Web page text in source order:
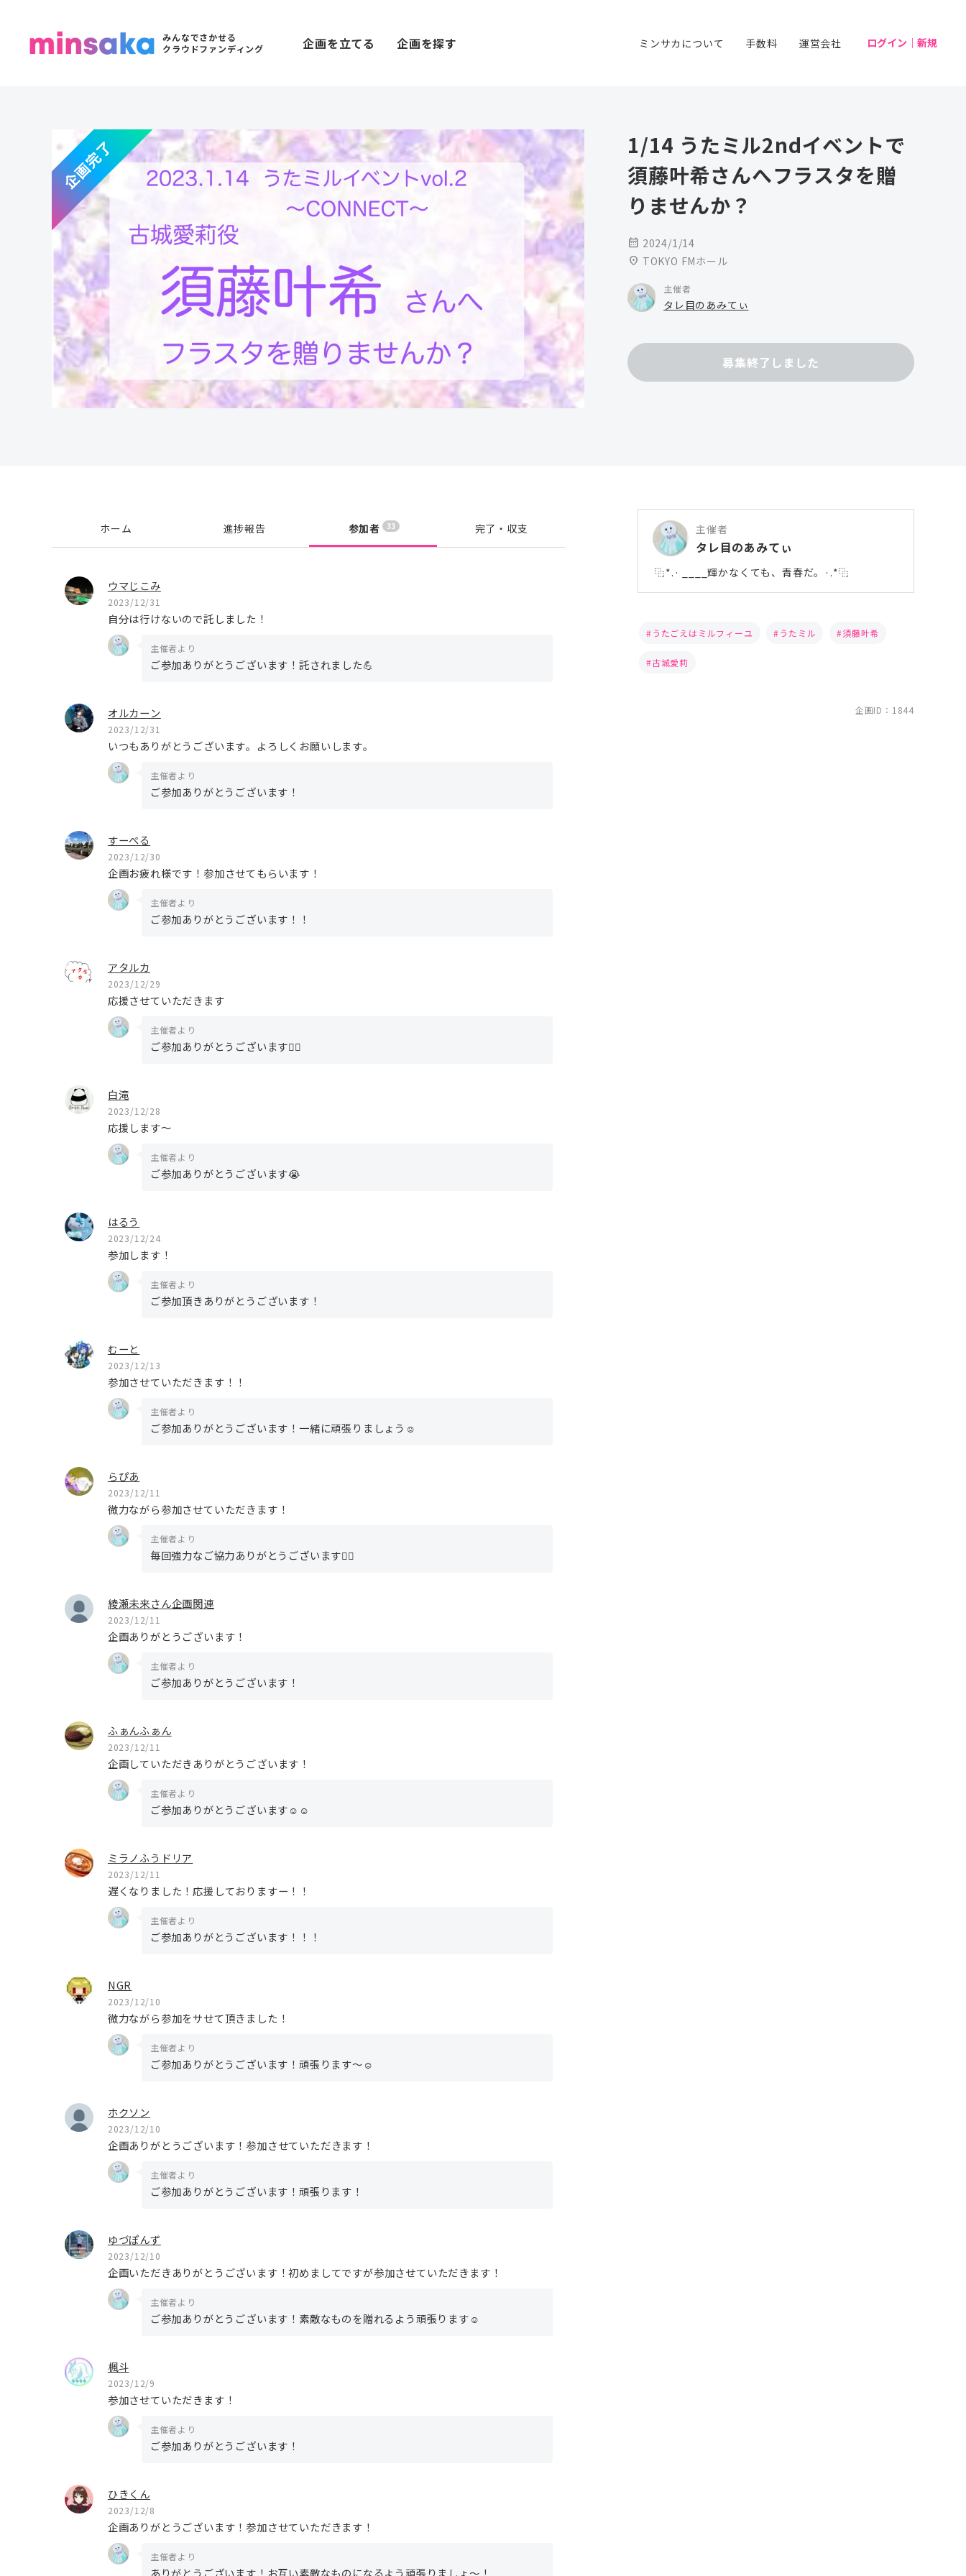
みんなでさかせる
クラウドファンディング
企画を立てる 企画を探す ミンサカについて 手数料 運営会社 ログイン｜新規
企画完了
1/14 うたミル2ndイベントで
須藤叶希さんへフラスタを贈
りませんか？
calendar_month 2024/1/14
location_on TOKYO FMホール
主催者
タレ目のあみてぃ
募集終了しました
ホーム 進捗報告 参加者 33 完了・収支
ウマじこみ
2023/12/31
自分は行けないので託しました！
主催者より
ご参加ありがとうございます！託されました💪
オルカーン
2023/12/31
いつもありがとうございます。よろしくお願いします。
主催者より
ご参加ありがとうございます！
すーぺる
2023/12/30
企画お疲れ様です！参加させてもらいます！
主催者より
ご参加ありがとうございます！！
アタルカ
2023/12/29
応援させていただきます
主催者より
ご参加ありがとうございます🙇‍♀️
白滝
2023/12/28
応援します〜
主催者より
ご参加ありがとうございます😭
はるう
2023/12/24
参加します！
主催者より
ご参加頂きありがとうございます！
むーと
2023/12/13
参加させていただきます！！
主催者より
ご参加ありがとうございます！一緒に頑張りましょう☺︎
らぴあ
2023/12/11
微力ながら参加させていただきます！
主催者より
毎回強力なご協力ありがとうございます🙇‍♀️
綾瀬未来さん企画関連
2023/12/11
企画ありがとうございます！
主催者より
ご参加ありがとうございます！
ふぁんふぁん
2023/12/11
企画していただきありがとうございます！
主催者より
ご参加ありがとうございます☺︎☺︎
ミラノふうドリア
2023/12/11
遅くなりました！応援しておりますー！！
主催者より
ご参加ありがとうございます！！！
NGR
2023/12/10
微力ながら参加をサせて頂きました！
主催者より
ご参加ありがとうございます！頑張ります〜☺︎
ホクソン
2023/12/10
企画ありがとうございます！参加させていただきます！
主催者より
ご参加ありがとうございます！頑張ります！
ゆづぽんず
2023/12/10
企画いただきありがとうございます！初めましてですが参加させていただきます！
主催者より
ご参加ありがとうございます！素敵なものを贈れるよう頑張ります☺︎
楓斗
2023/12/9
参加させていただきます！
主催者より
ご参加ありがとうございます！
ひきくん
2023/12/8
企画ありがとうございます！参加させていただきます！
主催者より
ありがとうございます！お互い素敵なものになるよう頑張りましょ〜！
主催者
タレ目のあみてぃ
ㅤㅤㅤㅤ⿻*.· ____輝かなくても、青春だ。·.*⿻
うたごえはミルフィーユ うたミル 須藤叶希
古城愛莉
企画ID：1844